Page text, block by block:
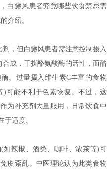
白癜风患者究竟哪些饮食禁忌需
介绍。
，但白癜风患者需注意控制摄入
成，干扰酪氨酸酶的活性，而酪
。过量摄入维生素C丰富的食物
)可能不利于色素恢复。不过，这
为补充剂大量服用，日常饮食中
于适度。
辣椒、酒类、咖啡、浓茶等)可
疫紊乱。中医理论认为此类食物